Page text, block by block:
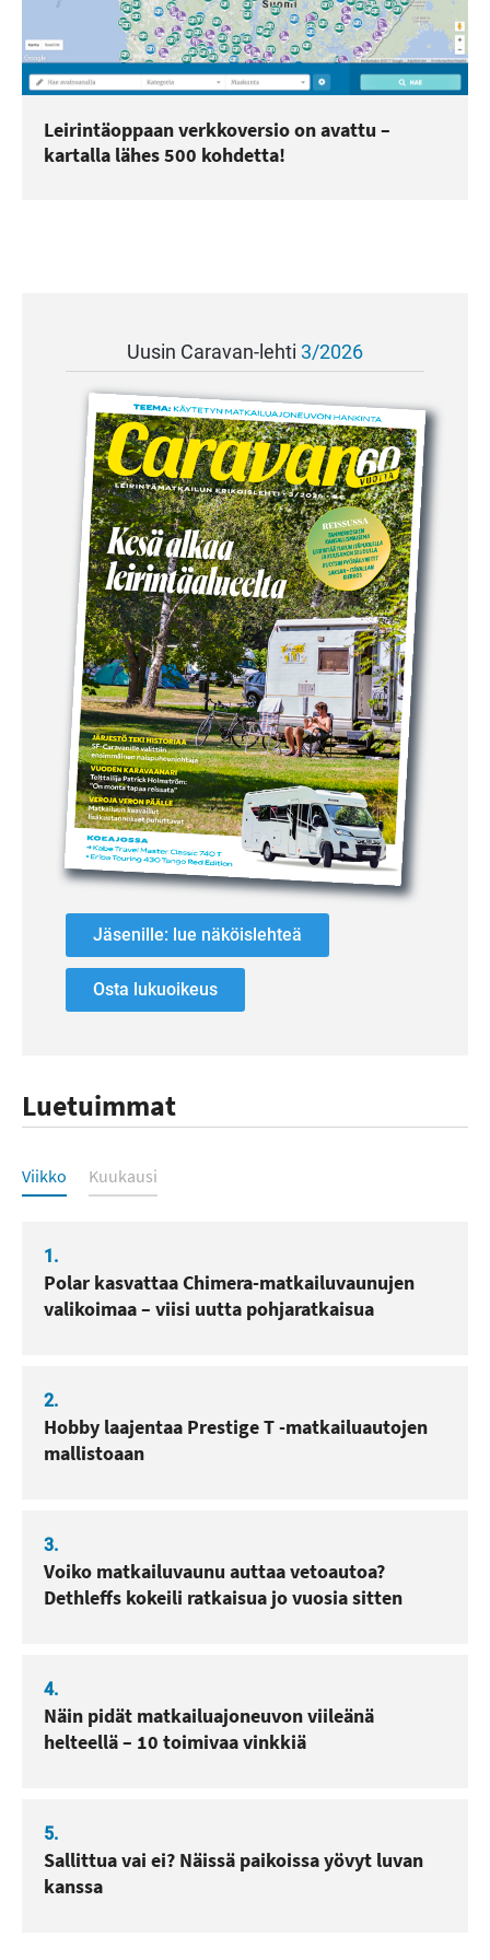
Leirintäoppaan verkkoversio on avattu –
kartalla lähes 500 kohdetta!
Uusin Caravan-lehti 3/2026
Jäsenille: lue näköislehteä
Osta lukuoikeus
Luetuimmat
Luetuimmat
Viikko Kuukausi
1.
Polar kasvattaa Chimera-matkailuvaunujen
valikoimaa – viisi uutta pohjaratkaisua
2.
Hobby laajentaa Prestige T -matkailuautojen
mallistoaan
3.
Voiko matkailuvaunu auttaa vetoautoa?
Dethleffs kokeili ratkaisua jo vuosia sitten
4.
Näin pidät matkailuajoneuvon viileänä
helteellä – 10 toimivaa vinkkiä
5.
Sallittua vai ei? Näissä paikoissa yövyt luvan
kanssa